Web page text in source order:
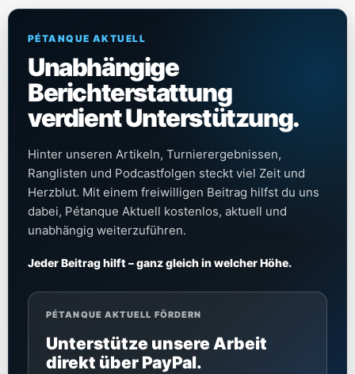
PÉTANQUE AKTUELL
Unabhängige
Berichterstattung
verdient Unterstützung.
Hinter unseren Artikeln, Turnierergebnissen,
Ranglisten und Podcastfolgen steckt viel Zeit und
Herzblut. Mit einem freiwilligen Beitrag hilfst du uns
dabei, Pétanque Aktuell kostenlos, aktuell und
unabhängig weiterzuführen.
Jeder Beitrag hilft – ganz gleich in welcher Höhe.
PÉTANQUE AKTUELL FÖRDERN
Unterstütze unsere Arbeit
direkt über PayPal.